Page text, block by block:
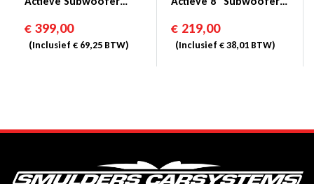
€ 399,00
(Inclusief € 69,25 BTW)
€ 219,00
(Inclusief €38,01 BTW)